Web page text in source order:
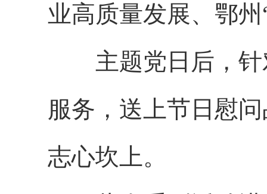
业高质量发展、鄂州
主题党日后，
服务，送上节日慰
志心坎上。